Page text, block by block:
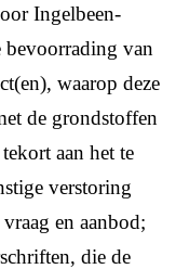
Ingelbeen-
bevoorrading van
waarop deze
de grondstoffen
aan het te
verstoring
en aanbod;
die de